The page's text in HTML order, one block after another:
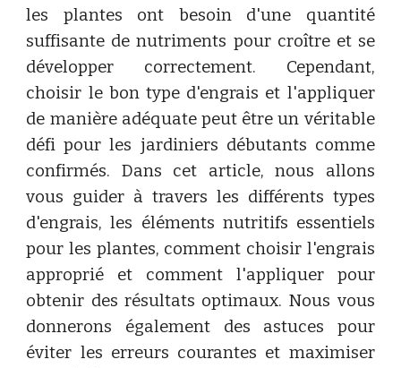
les plantes ont besoin d'une quantité
suffisante de nutriments pour croître et se
développer correctement. Cependant,
choisir le bon type d'engrais et l'appliquer
de manière adéquate peut être un véritable
défi pour les jardiniers débutants comme
confirmés. Dans cet article, nous allons
vous guider à travers les différents types
d'engrais, les éléments nutritifs essentiels
pour les plantes, comment choisir l'engrais
approprié et comment l'appliquer pour
obtenir des résultats optimaux. Nous vous
donnerons également des astuces pour
éviter les erreurs courantes et maximiser